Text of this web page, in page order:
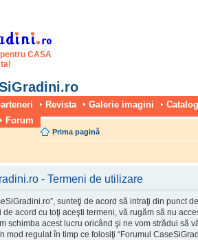
CASA
Revista Galerie imagini
Forum
Prima pagină
- Termeni de utilizare
sunteţi de acord să intraţi din punct
acord cu toţi aceşti termeni, vă rugăm să nu
schimba acest lucru oricând şi ne vom strădui să
mod regulat în timp ce folosiţi “Forumul